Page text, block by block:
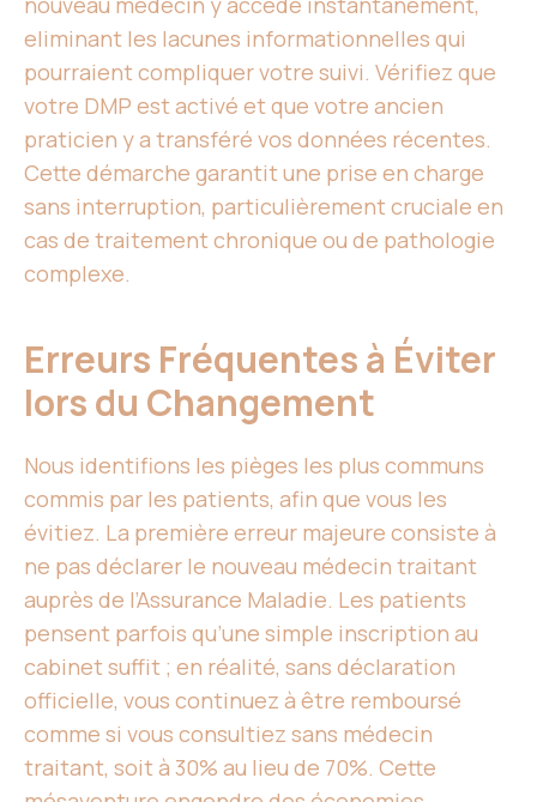
eliminant les lacunes informationnelles qui
pourraient compliquer votre suivi. Vérifiez que
votre DMP est activé et que votre ancien
praticien y a transféré vos données récentes.
Cette démarche garantit une prise en charge
sans interruption, particulièrement cruciale en
cas de traitement chronique ou de pathologie
complexe.
Erreurs Fréquentes à Éviter
lors du Changement
Nous identifions les pièges les plus communs
commis par les patients, afin que vous les
évitiez. La première erreur majeure consiste à
ne pas déclarer le nouveau médecin traitant
auprès de l’Assurance Maladie. Les patients
pensent parfois qu’une simple inscription au
cabinet suffit ; en réalité, sans déclaration
officielle, vous continuez à être remboursé
comme si vous consultiez sans médecin
traitant, soit à 30% au lieu de 70%. Cette